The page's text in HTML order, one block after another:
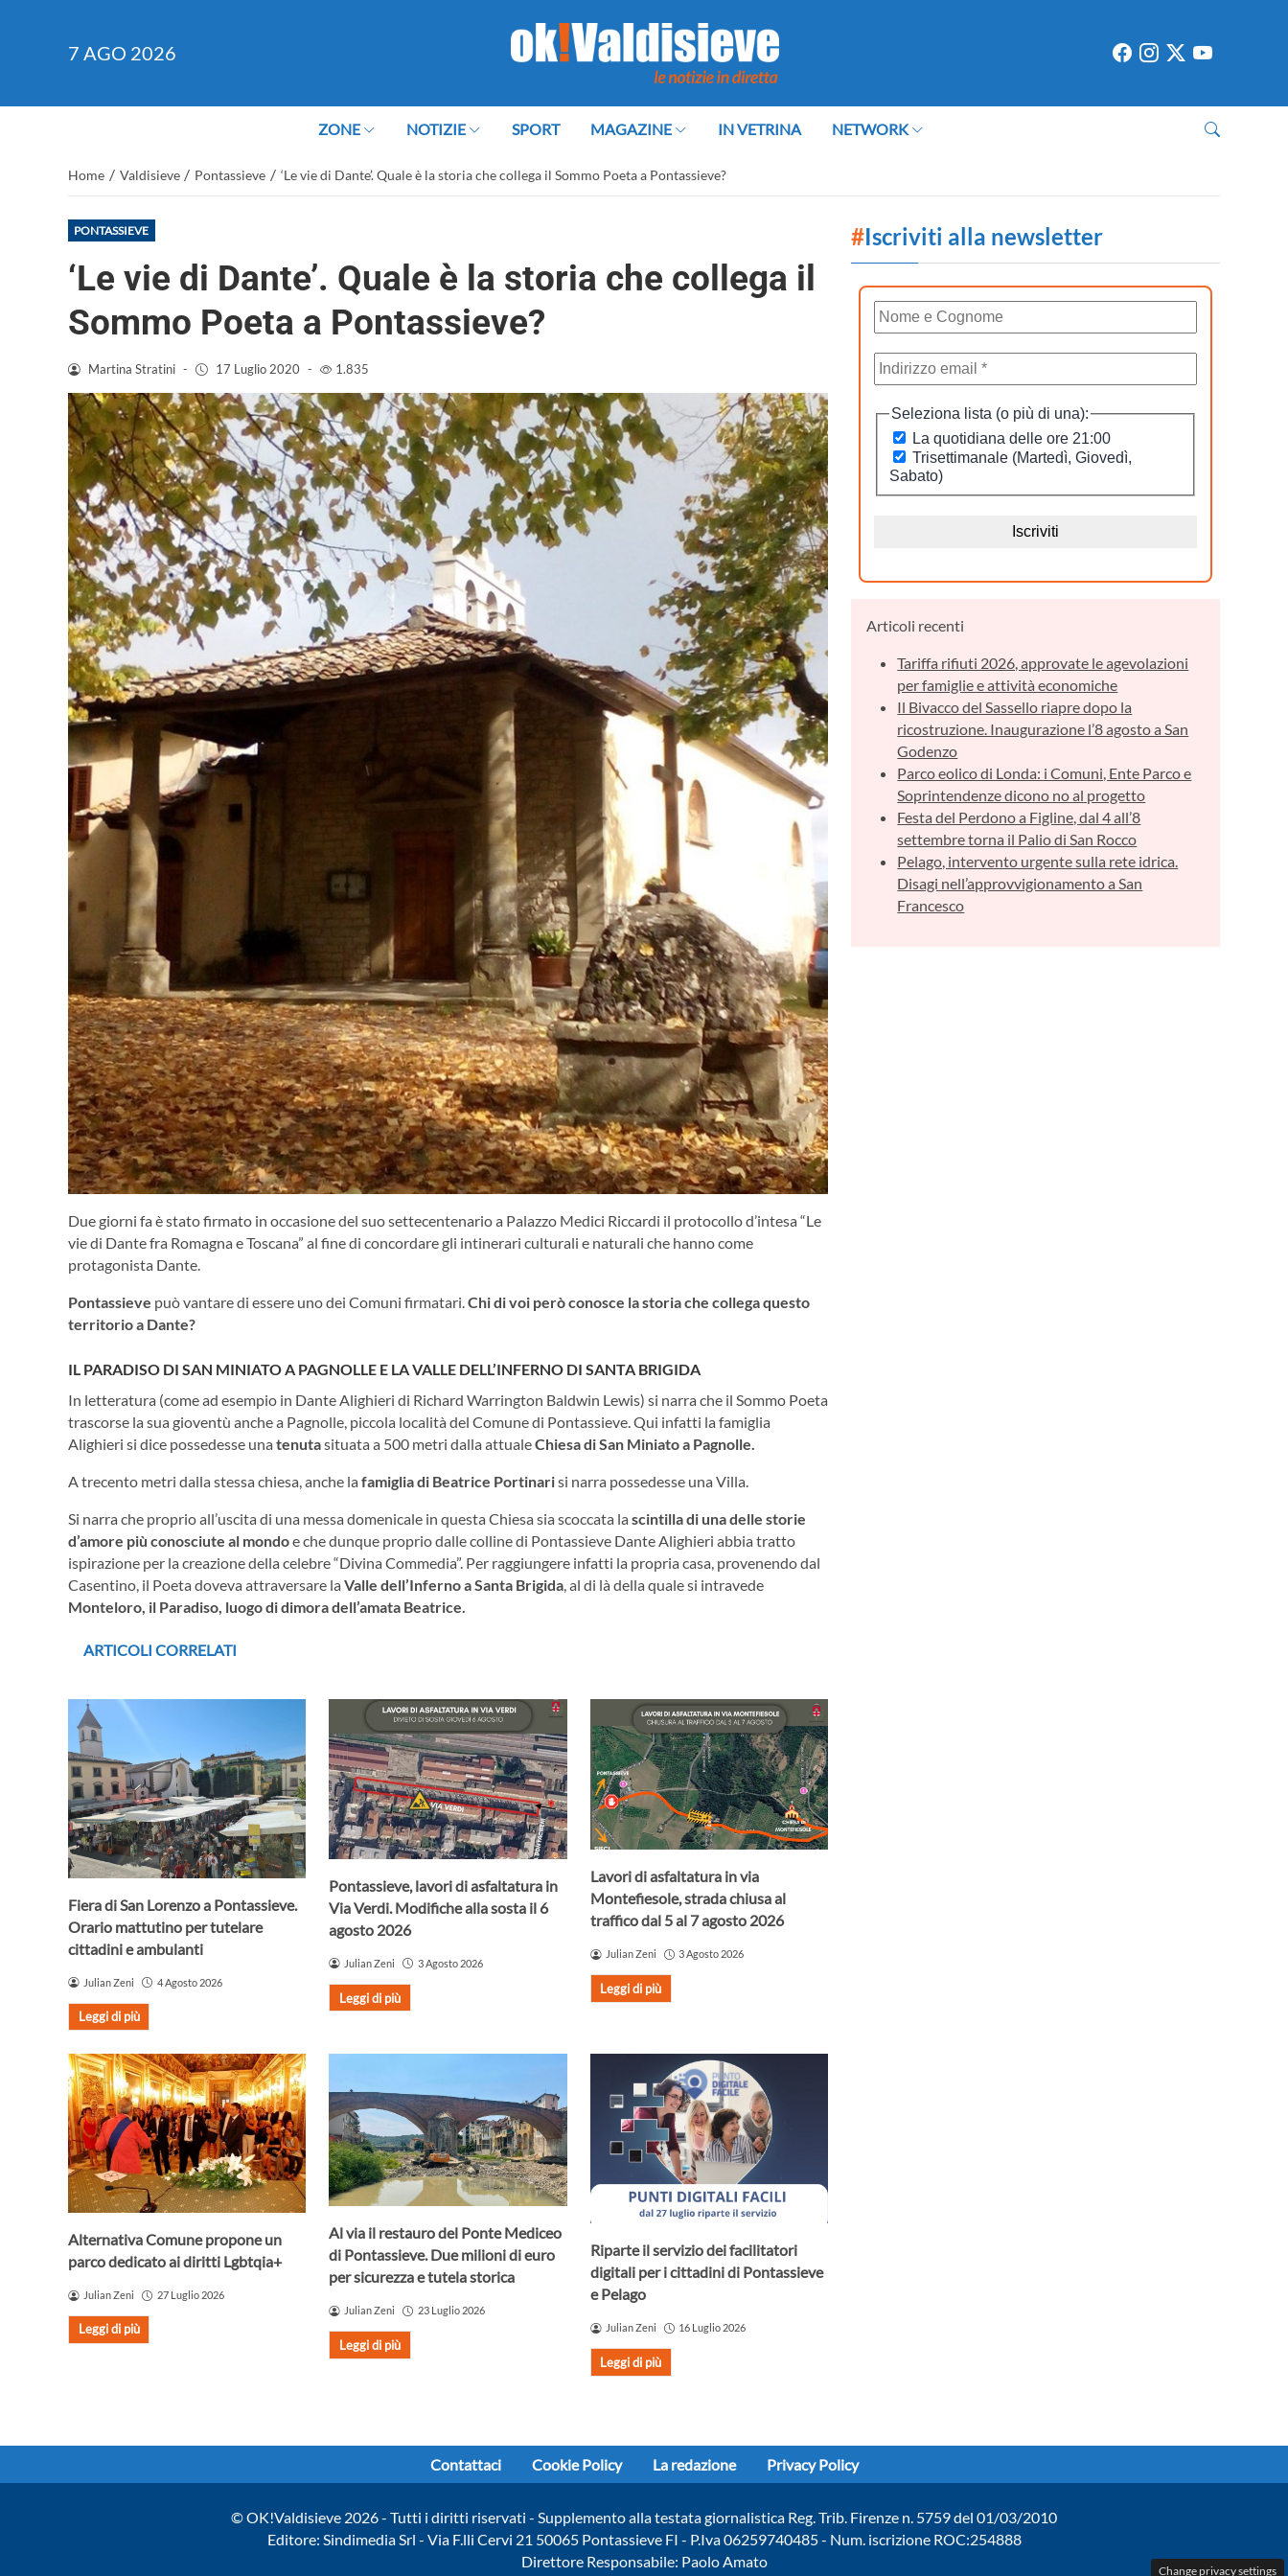
7 AGO 2026
ZONE NOTIZIE SPORT MAGAZINE IN VETRINA NETWORK
Home / Valdisieve / Pontassieve / ‘Le vie di Dante’. Quale è la storia che collega il Sommo Poeta a Pontassieve?
PONTASSIEVE
‘Le vie di Dante’. Quale è la storia che collega il
Sommo Poeta a Pontassieve?
Martina Stratini - 17 Luglio 2020 - 1.835
Due giorni fa è stato firmato in occasione del suo settecentenario a Palazzo Medici Riccardi il protocollo d’intesa “Le
vie di Dante fra Romagna e Toscana” al fine di concordare gli intinerari culturali e naturali che hanno come
protagonista Dante.
Pontassieve può vantare di essere uno dei Comuni firmatari.Chi di voi però conosce la storia che collega questo
territorio a Dante?
IL PARADISO DI SAN MINIATO A PAGNOLLE E LA VALLE DELL’INFERNO DI SANTA BRIGIDA
In letteratura (come ad esempio in Dante Alighieri di Richard Warrington Baldwin Lewis) si narra che il Sommo Poeta
trascorse la sua gioventù anche a Pagnolle, piccola località del Comune di Pontassieve. Qui infatti la famiglia
Alighieri si dice possedesse una tenutasituata a 500 metri dalla attualeChiesa di San Miniato a Pagnolle.
A trecento metri dalla stessa chiesa, anche la famiglia di Beatrice Portinarisi narra possedesse una Villa.
Si narra che proprio all’uscita di una messa domenicale in questa Chiesa sia scoccata la scintilla di una delle storie
d’amore più conosciute al mondoe che dunque proprio dalle colline di Pontassieve Dante Alighieri abbia tratto
ispirazione per la creazione della celebre “Divina Commedia”. Per raggiungere infatti la propria casa, provenendo dal
Casentino, il Poeta doveva attraversare la Valle dell’Inferno a Santa Brigida, al di là della quale si intravede
Monteloro, il Paradiso, luogo di dimora dell’amata Beatrice.
ARTICOLI CORRELATI
Fiera di San Lorenzo a Pontassieve.
Orario mattutino per tutelare
cittadini e ambulanti
Julian Zeni 4 Agosto 2026
Leggi di più
Pontassieve, lavori di asfaltatura in
Via Verdi. Modifiche alla sosta il 6
agosto 2026
Julian Zeni 3 Agosto 2026
Leggi di più
Lavori di asfaltatura in via
Montefiesole, strada chiusa al
traffico dal 5 al 7 agosto 2026
Julian Zeni 3 Agosto 2026
Leggi di più
Alternativa Comune propone un
parco dedicato ai diritti Lgbtqia+
Julian Zeni 27 Luglio 2026
Leggi di più
Al via il restauro del Ponte Mediceo
di Pontassieve. Due milioni di euro
per sicurezza e tutela storica
Julian Zeni 23 Luglio 2026
Leggi di più
Riparte il servizio dei facilitatori
digitali per i cittadini di Pontassieve
e Pelago
Julian Zeni 16 Luglio 2026
Leggi di più
#Iscriviti alla newsletter
Articoli recenti
Tariffa rifiuti 2026, approvate le agevolazioni
per famiglie e attività economiche
Il Bivacco del Sassello riapre dopo la
ricostruzione. Inaugurazione l’8 agosto a San
Godenzo
Parco eolico di Londa: i Comuni, Ente Parco e
Soprintendenze dicono no al progetto
Festa del Perdono a Figline, dal 4 all’8
settembre torna il Palio di San Rocco
Pelago, intervento urgente sulla rete idrica.
Disagi nell’approvvigionamento a San
Francesco
Contattaci Cookie Policy La redazione Privacy Policy
© OK!Valdisieve 2026 - Tutti i diritti riservati - Supplemento alla testata giornalistica Reg. Trib. Firenze n. 5759 del 01/03/2010
Editore: Sindimedia Srl - Via F.lli Cervi 21 50065 Pontassieve FI - P.Iva 06259740485 - Num. iscrizione ROC:254888
Direttore Responsabile: Paolo Amato
Change privacy settings